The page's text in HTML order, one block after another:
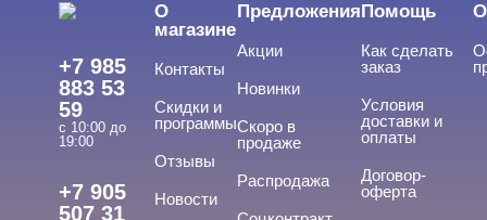
+7 985
883 53
59
с 10:00 до
19:00
+7 905
507 31
О
магазине
Контакты
Скидки и
программы
Отзывы
Новости
Предложения
Акции
Новинки
Скоро в
продаже
Распродажа
Помощь
Как сделать
заказ
Условия
доставки и
оплаты
Договор-
оферта